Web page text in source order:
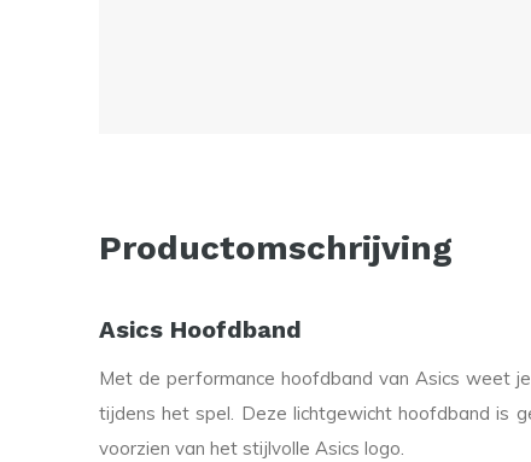
Productomschrijving
Asics Hoofdband
Met de performance hoofdband van Asics weet
tijdens het spel. Deze lichtgewicht hoofdband is
voorzien van het stijlvolle Asics logo.